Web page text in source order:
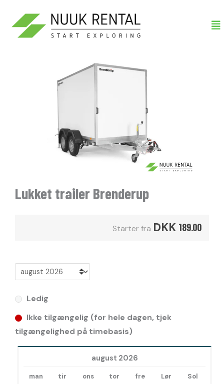
indholdet
Lukket trailer Brenderup
Starter fra DKK 189.00
Ledig
Ikke tilgængelig (for hele dagen, tjek
tilgængelighed på timebasis)
august 2026
man tir ons tor fre Lør Sol